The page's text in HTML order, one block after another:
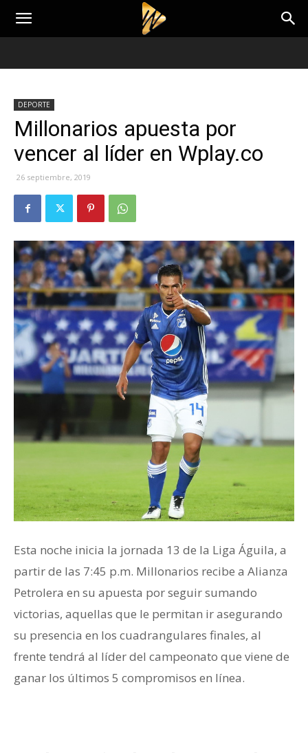
DEPORTE
Millonarios apuesta por
vencer al líder en Wplay.co
26 septiembre, 2019
Esta noche inicia la jornada 13 de la Liga Águila, a
partir de las 7:45 p.m. Millonarios recibe a Alianza
Petrolera en su apuesta por seguir sumando
victorias, aquellas que le permitan ir asegurando
su presencia en los cuadrangulares finales, al
frente tendrá al líder del campeonato que viene de
ganar los últimos 5 compromisos en línea.